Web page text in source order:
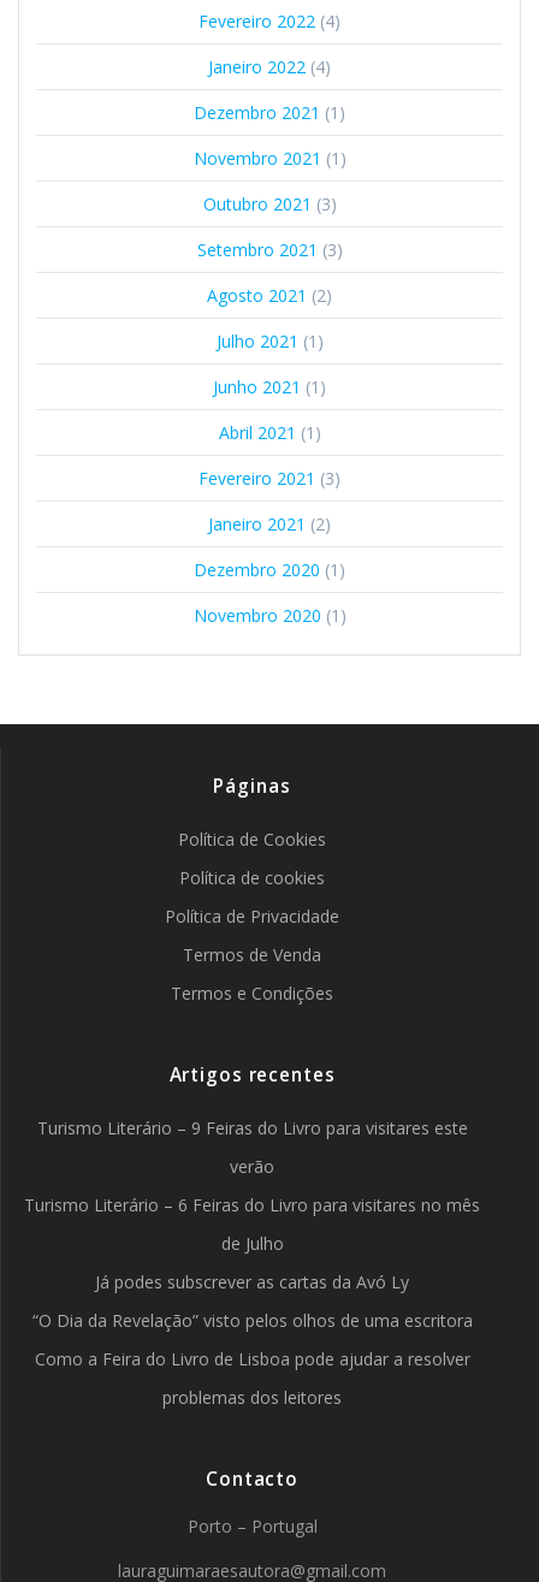
Fevereiro 2022 (4)
Janeiro 2022 (4)
Dezembro 2021 (1)
Novembro 2021 (1)
Outubro 2021 (3)
Setembro 2021 (3)
Agosto 2021 (2)
Julho 2021 (1)
Junho 2021 (1)
Abril 2021 (1)
Fevereiro 2021 (3)
Janeiro 2021 (2)
Dezembro 2020 (1)
Novembro 2020 (1)
Páginas
Política de Cookies
Política de cookies
Política de Privacidade
Termos de Venda
Termos e Condições
Artigos recentes
Turismo Literário – 9 Feiras do Livro para visitares este
verão
Turismo Literário – 6 Feiras do Livro para visitares no mês
de Julho
Já podes subscrever as cartas da Avó Ly
“O Dia da Revelação” visto pelos olhos de uma escritora
Como a Feira do Livro de Lisboa pode ajudar a resolver
problemas dos leitores
Contacto
Porto – Portugal
lauraguimaraesautora@gmail.com